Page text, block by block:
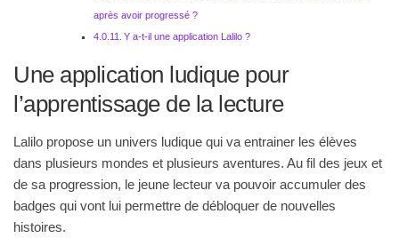
après avoir progressé ?
Y a-t-il une application Lalilo ?
Une application ludique pour
l’apprentissage de la lecture
Lalilo propose un univers ludique qui va entrainer les élèves
dans plusieurs mondes et plusieurs aventures. Au fil des jeux et
de sa progression, le jeune lecteur va pouvoir accumuler des
badges qui vont lui permettre de débloquer de nouvelles
histoires.